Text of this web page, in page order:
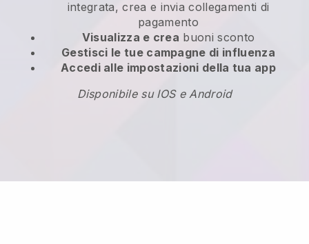
integrata, crea e invia collegamenti di
pagamento
Visualizza e crea buoni sconto
Gestisci le tue campagne di influenza
Accedi alle impostazioni della tua app
Disponibile su IOS e Android